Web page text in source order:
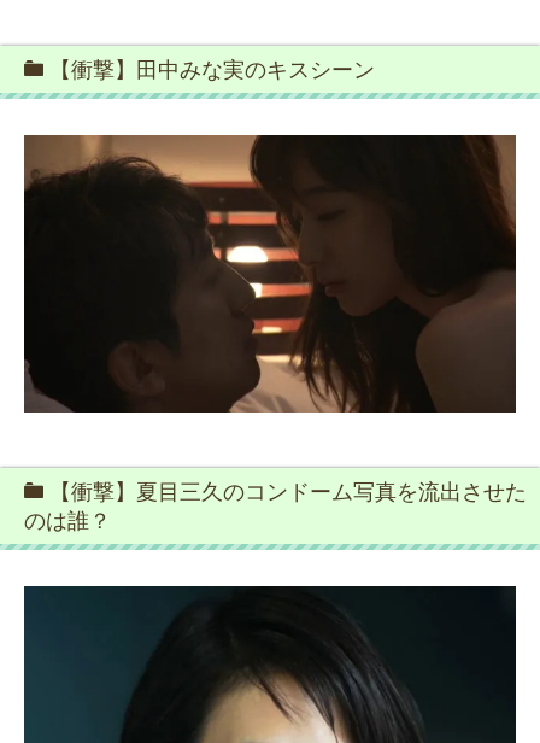
【衝撃】田中みな実のキスシーン
【衝撃】夏目三久のコンドーム写真を流出させた
のは誰？